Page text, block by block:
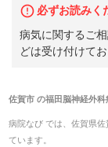
必ずお読みく
病気に関するご
どは受け付けてお
佐賀市の福田脳神経外科
病院なび では、 佐賀県佐
ています。